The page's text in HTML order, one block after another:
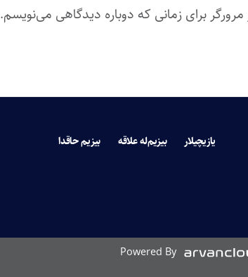
برای زمانی که دوباره دیدگاهی می‌نویسم.
یازیچیلار بیزیم‌له علاقه بیزیم حاقدا
Powered By